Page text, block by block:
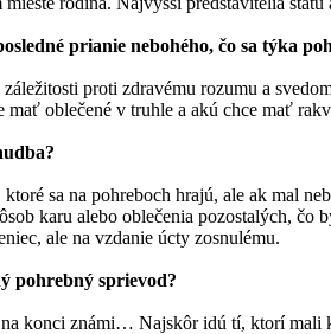
prianie nebohého, čo sa týka
proti zdravému rozumu a
mať oblečené v truhle a akú chce mať
sa na pohreboch hrajú, ale ak mal
karu alebo oblečenia pozostalých,
ale na vzdanie úcty zosnulému.
pohrebný sprievod?
konci známi… Najskôr idú tí, ktorí mali